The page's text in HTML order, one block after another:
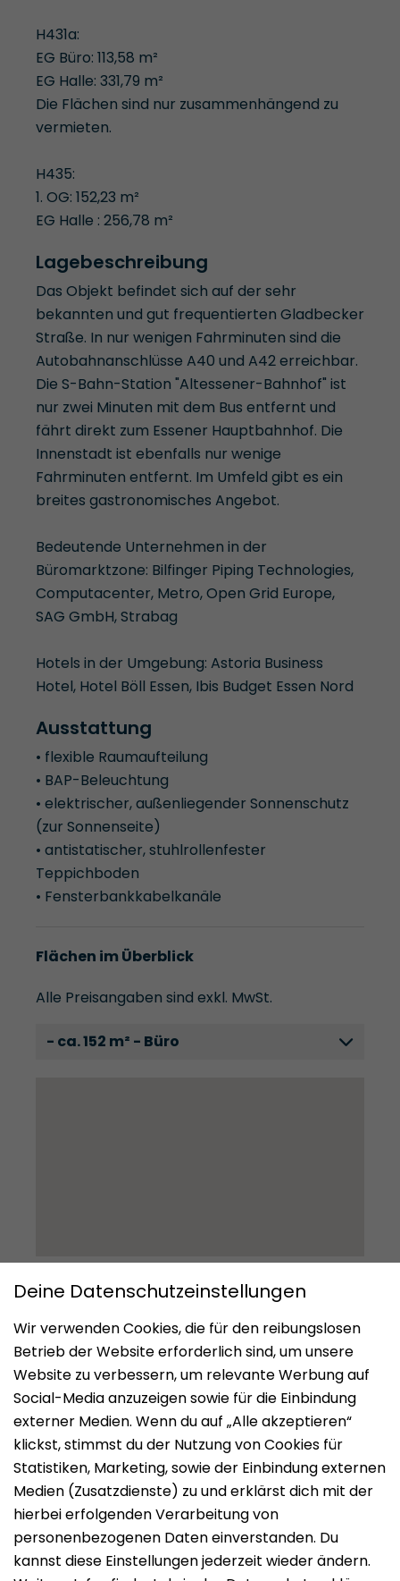
H431a:
EG Büro: 113,58 m²
EG Halle: 331,79 m²
Die Flächen sind nur zusammenhängend zu
vermieten.
H435:
1. OG: 152,23 m²
EG Halle : 256,78 m²
Lagebeschreibung
Das Objekt befindet sich auf der sehr
bekannten und gut frequentierten Gladbecker
Straße. In nur wenigen Fahrminuten sind die
Autobahnanschlüsse A40 und A42 erreichbar.
Die S-Bahn-Station "Altessener-Bahnhof" ist
nur zwei Minuten mit dem Bus entfernt und
fährt direkt zum Essener Hauptbahnhof. Die
Innenstadt ist ebenfalls nur wenige
Fahrminuten entfernt. Im Umfeld gibt es ein
breites gastronomisches Angebot.
Bedeutende Unternehmen in der
Büromarktzone: Bilfinger Piping Technologies,
Computacenter, Metro, Open Grid Europe,
SAG GmbH, Strabag
Hotels in der Umgebung: Astoria Business
Hotel, Hotel Böll Essen, Ibis Budget Essen Nord
Ausstattung
• flexible Raumaufteilung
• BAP-Beleuchtung
• elektrischer, außenliegender Sonnenschutz
(zur Sonnenseite)
• antistatischer, stuhlrollenfester
Teppichboden
• Fensterbankkabelkanäle
Flächen im Überblick
Alle Preisangaben sind exkl. MwSt.
- ca. 152 m² - Büro
Impressum
Datenschutz
Nutzungsbedingungen
Mieten